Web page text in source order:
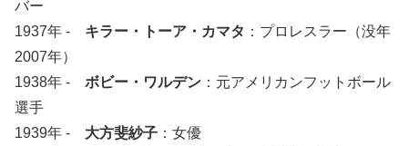
バー
1937年 - キラー・トーア・カマタ ：プロレスラー（没年
2007年）
1938年 - ボビー・ワルデン ：元アメリカンフットボール
選手
1939年 - 大方斐紗子 ：女優